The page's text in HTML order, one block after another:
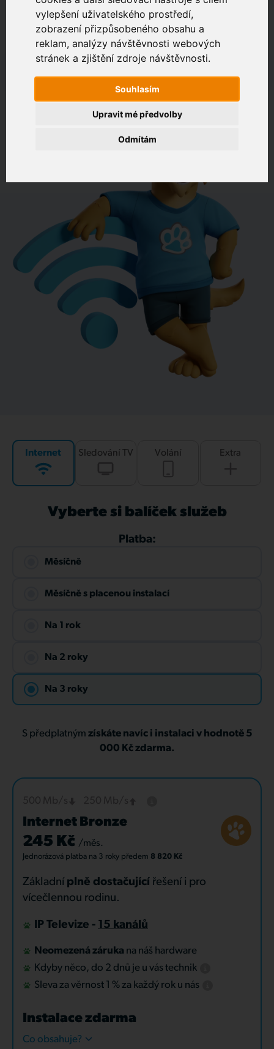
vylepšení uživatelského prostředí,
zobrazení přizpůsobeného obsahu a
reklam, analýzy návštěvnosti webových
stránek a zjištění zdroje návštěvnosti.
Souhlasím
Odmítám
Upravit mé předvolby
Zákaznický portál
Jak rychlé je připojení na vaší adrese?
Internet Sledování TV Volání Extra
Vyberte si balíček služeb
Platba:
Měsíčně
Měsíčně s placenou instalací
Na 1 rok
Na 2 roky
Na 3 roky
S předplatným získáte navíc i instalaci v hodnotě 5
000 Kč zdarma.
Internet Bronze
245 Kč /měs.
Jednorázová platba na 3 roky předem 8 820 Kč
Základní plně dostačující řešení i pro
vícečlennou rodinu.
IP Televize - 15 kanálů
Neomezená záruka na náš hardware
Kdyby něco, do 2 dnů je u vás technik
Sleva za věrnost 1 % za každý rok u nás
Instalace zdarma
Co obsahuje?